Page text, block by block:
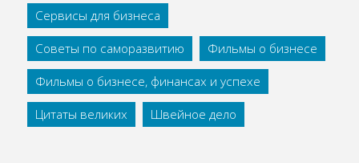
Сервисы для бизнеса
Советы по саморазвитию
Фильмы о бизнесе
Фильмы о бизнесе, финансах и успехе
Цитаты великих
Швейное дело